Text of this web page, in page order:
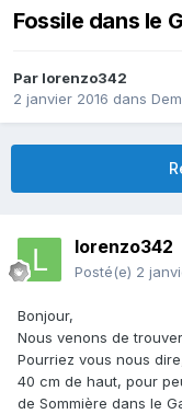
Fossile dans le
Par lorenzo342
2 janvier 2016 dans
lorenzo342
Posté(e) 2
Bonjour,
Nous venons de
Pourriez vous nous
40 cm de haut, pour
de Sommière dans le